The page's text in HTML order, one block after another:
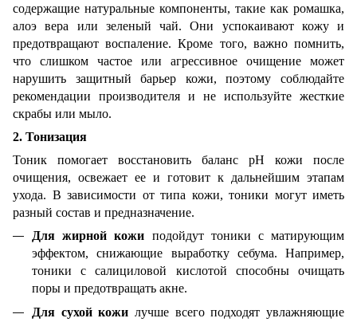
содержащие натуральные компоненты, такие как ромашка,
алоэ вера или зеленый чай. Они успокаивают кожу и
предотвращают воспаление. Кроме того, важно помнить,
что слишком частое или агрессивное очищение может
нарушить защитный барьер кожи, поэтому соблюдайте
рекомендации производителя и не используйте жесткие
скрабы или мыло.
2. Тонизация
Тоник помогает восстановить баланс pH кожи после
очищения, освежает ее и готовит к дальнейшим этапам
ухода. В зависимости от типа кожи, тоники могут иметь
разный состав и предназначение.
Для жирной кожи подойдут тоники с матирующим
эффектом, снижающие выработку себума. Например,
тоники с салициловой кислотой способны очищать
поры и предотвращать акне.
Для сухой кожи лучше всего подходят увлажняющие